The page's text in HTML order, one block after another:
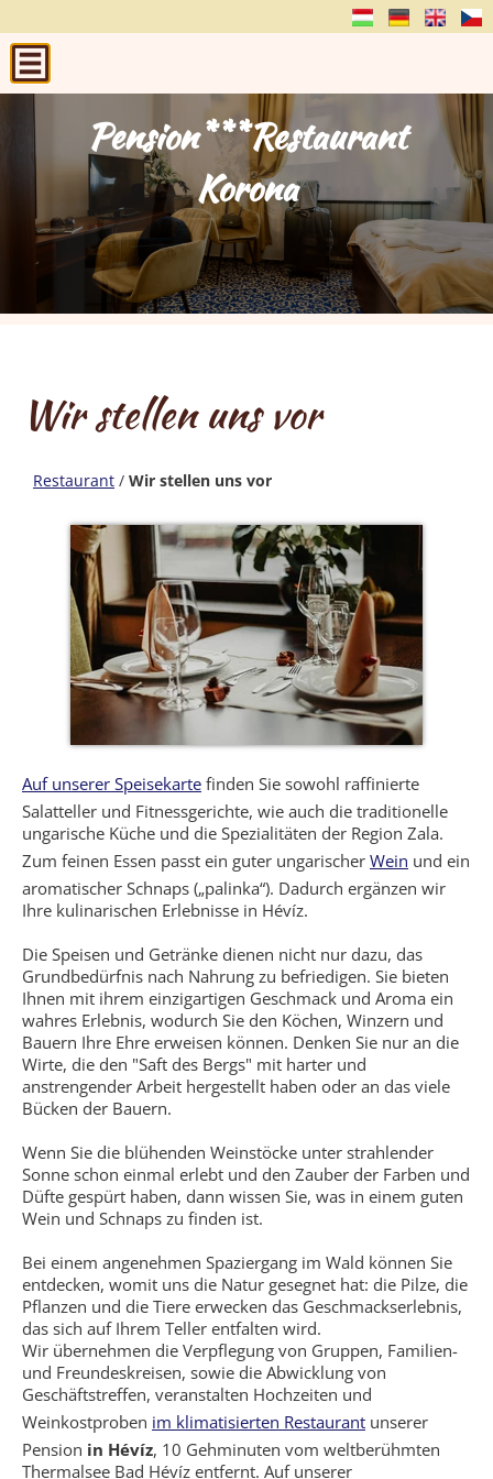
Pension***Restaurant
Korona
Pension***Restaurant
Korona
Pension***Restaurant
Korona
Pension***Restaurant
Korona
Pension***Restaurant
Korona
Wir stellen uns vor
Restaurant / Wir stellen uns vor
Auf unserer Speisekarte finden Sie sowohl raffinierte
Salatteller und Fitnessgerichte, wie auch die traditionelle
ungarische Küche und die Spezialitäten der Region Zala.
Zum feinen Essen passt ein guter ungarischer Wein und ein
aromatischer Schnaps („palinka“). Dadurch ergänzen wir
Ihre kulinarischen Erlebnisse in Hévíz.
Die Speisen und Getränke dienen nicht nur dazu, das
Grundbedürfnis nach Nahrung zu befriedigen. Sie bieten
Ihnen mit ihrem einzigartigen Geschmack und Aroma ein
wahres Erlebnis, wodurch Sie den Köchen, Winzern und
Bauern Ihre Ehre erweisen können. Denken Sie nur an die
Wirte, die den "Saft des Bergs" mit harter und
anstrengender Arbeit hergestellt haben oder an das viele
Bücken der Bauern.
Wenn Sie die blühenden Weinstöcke unter strahlender
Sonne schon einmal erlebt und den Zauber der Farben und
Düfte gespürt haben, dann wissen Sie, was in einem guten
Wein und Schnaps zu finden ist.
Bei einem angenehmen Spaziergang im Wald können Sie
entdecken, womit uns die Natur gesegnet hat: die Pilze, die
Pflanzen und die Tiere erwecken das Geschmackserlebnis,
das sich auf Ihrem Teller entfalten wird.
Wir übernehmen die Verpflegung von Gruppen, Familien-
und Freundeskreisen, sowie die Abwicklung von
Geschäftstreffen, veranstalten Hochzeiten und
Weinkostproben im klimatisierten Restaurant unserer
Pension in Hévíz, 10 Gehminuten vom weltberühmten
Thermalsee Bad Hévíz entfernt. Auf unserer